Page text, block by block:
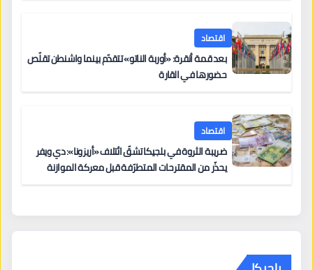
اقتصاد
بعد قمة أنقرة: «أوربة الناتو» تتقدّم بينما واشنطن تقلّص
حضورها في القارة
اقتصاد
ضريبة الثروة في بلجيكا تشقّ ائتلاف «أريزونا»: دي ويفر
يحذّر من المقترحات المتطرّفة قبل معركة الموازنة